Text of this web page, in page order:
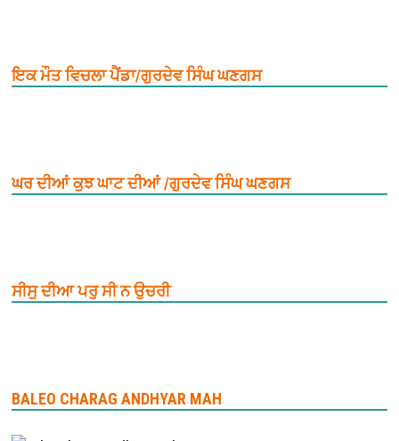
ਇਕ ਮੌਤ ਵਿਚਲਾ ਪੈਂਡਾ/ਗੁਰਦੇਵ ਸਿੰਘ ਘਣਗਸ
ਘਰ ਦੀਆਂ ਕੁਝ ਘਾਟ ਦੀਆਂ /ਗੁਰਦੇਵ ਸਿੰਘ ਘਣਗਸ
ਸੀਸੁ ਦੀਆ ਪਰੁ ਸੀ ਨ ਉਚਰੀ
BALEO CHARAG ANDHYAR MAH